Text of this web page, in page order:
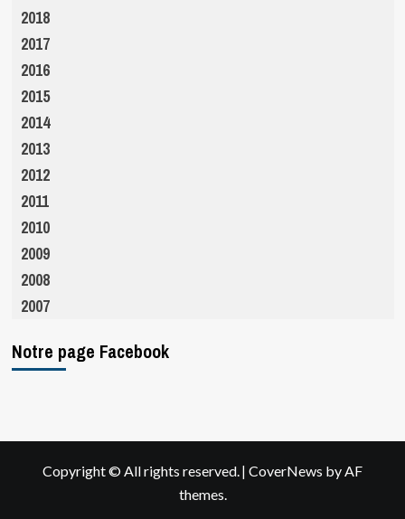
2018
2017
2016
2015
2014
2013
2012
2011
2010
2009
2008
2007
Notre page Facebook
Copyright © All rights reserved.| CoverNews by AF
themes.